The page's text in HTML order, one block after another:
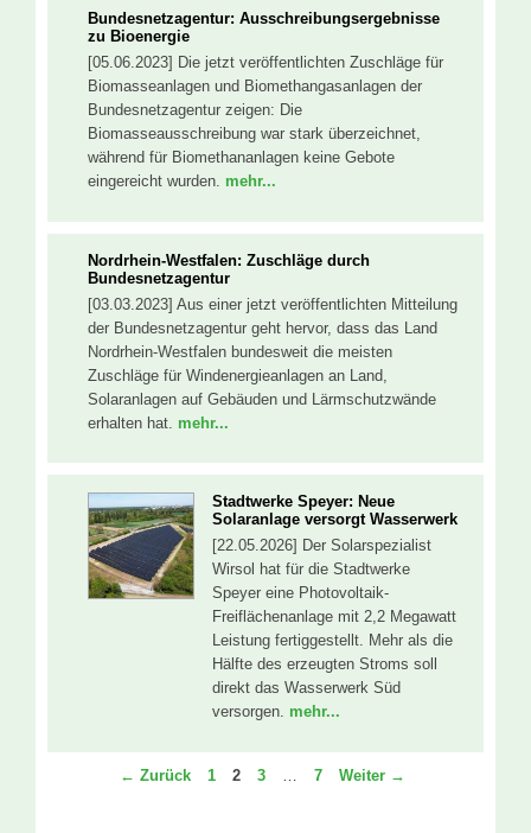
Bundesnetzagentur: Ausschreibungsergebnisse
zu Bioenergie
[05.06.2023] Die jetzt veröffentlichten Zuschläge für
Biomasseanlagen und Biomethangasanlagen der
Bundesnetzagentur zeigen: Die
Biomasseausschreibung war stark überzeichnet,
während für Biomethananlagen keine Gebote
eingereicht wurden. mehr...
Nordrhein-Westfalen: Zuschläge durch
Bundesnetzagentur
[03.03.2023] Aus einer jetzt veröffentlichten Mitteilung
der Bundesnetzagentur geht hervor, dass das Land
Nordrhein-Westfalen bundesweit die meisten
Zuschläge für Windenergieanlagen an Land,
Solaranlagen auf Gebäuden und Lärmschutzwände
erhalten hat. mehr...
Stadtwerke Speyer: Neue
Solaranlage versorgt Wasserwerk
[22.05.2026] Der Solarspezialist
Wirsol hat für die Stadtwerke
Speyer eine Photovoltaik-
Freiflächenanlage mit 2,2 Megawatt
Leistung fertiggestellt. Mehr als die
Hälfte des erzeugten Stroms soll
direkt das Wasserwerk Süd
versorgen. mehr...
← Zurück Seite
1 Seite
2 Seite
3 Seite
7 Weiter →